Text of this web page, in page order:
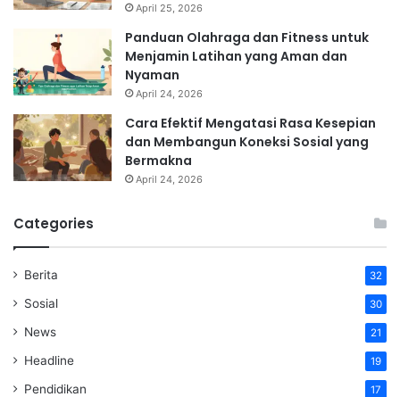
April 25, 2026
Panduan Olahraga dan Fitness untuk
Menjamin Latihan yang Aman dan
Nyaman
April 24, 2026
Cara Efektif Mengatasi Rasa Kesepian
dan Membangun Koneksi Sosial yang
Bermakna
April 24, 2026
Categories
Berita 32
Sosial 30
News 21
Headline 19
Pendidikan 17